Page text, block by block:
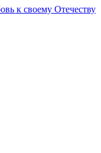
к своему Отечеству